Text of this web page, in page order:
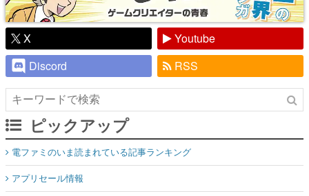
X
Youtube
Discord
RSS
ピックアップ
電ファミのいま読まれている記事ランキング
アプリセール情報